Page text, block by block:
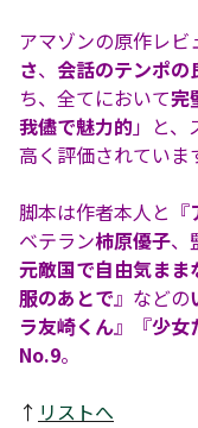
アマゾンの原作レビ
さ、 会話のテンポの
ち、全てにおいて完
我儘で魅力的」と、
高く評価されていま
脚本は作者本人と『
ベテラン柿原優子、
元敵国で自由気まま
服のあとで』などの
ラ友崎くん』『少女
No.9。
↑ リストへ